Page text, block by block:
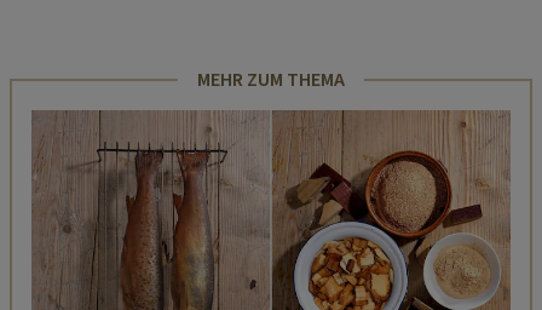
MEHR ZUM THEMA